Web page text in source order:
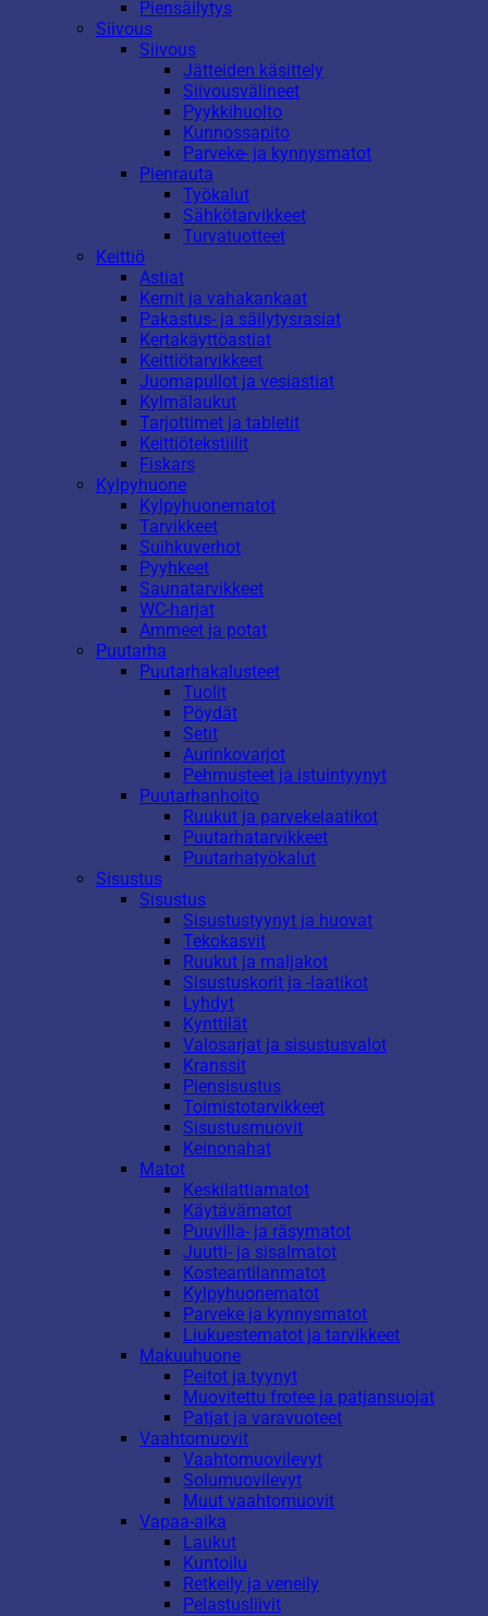
Piensäilytys
Siivous
Siivous
Jätteiden käsittely
Siivousvälineet
Pyykkihuolto
Kunnossapito
Parveke- ja kynnysmatot
Pienrauta
Työkalut
Sähkötarvikkeet
Turvatuotteet
Keittiö
Astiat
Kernit ja vahakankaat
Pakastus- ja säilytysrasiat
Kertakäyttöastiat
Keittiötarvikkeet
Juomapullot ja vesiastiat
Kylmälaukut
Tarjottimet ja tabletit
Keittiötekstiilit
Fiskars
Kylpyhuone
Kylpyhuonematot
Tarvikkeet
Suihkuverhot
Pyyhkeet
Saunatarvikkeet
WC-harjat
Ammeet ja potat
Puutarha
Puutarhakalusteet
Tuolit
Pöydät
Setit
Aurinkovarjot
Pehmusteet ja istuintyynyt
Puutarhanhoito
Ruukut ja parvekelaatikot
Puutarhatarvikkeet
Puutarhatyökalut
Sisustus
Sisustus
Sisustustyynyt ja huovat
Tekokasvit
Ruukut ja maljakot
Sisustuskorit ja -laatikot
Lyhdyt
Kynttilät
Valosarjat ja sisustusvalot
Kranssit
Piensisustus
Toimistotarvikkeet
Sisustusmuovit
Keinonahat
Matot
Keskilattiamatot
Käytävämatot
Puuvilla- ja räsymatot
Juutti- ja sisalmatot
Kosteantilanmatot
Kylpyhuonematot
Parveke ja kynnysmatot
Liukuestematot ja tarvikkeet
Makuuhuone
Peitot ja tyynyt
Muovitettu frotee ja patjansuojat
Patjat ja varavuoteet
Vaahtomuovit
Vaahtomuovilevyt
Solumuovilevyt
Muut vaahtomuovit
Vapaa-aika
Laukut
Kuntoilu
Retkeily ja veneily
Pelastusliivit